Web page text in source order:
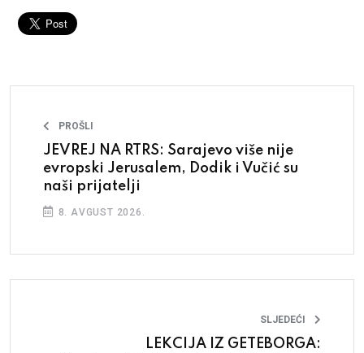
PROŠLI
JEVREJ NA RTRS: Sarajevo više nije
evropski Jerusalem, Dodik i Vučić su
naši prijatelji
8. AVGUST 2026.
SLJEDEĆI
LEKCIJA IZ GETEBORGA: